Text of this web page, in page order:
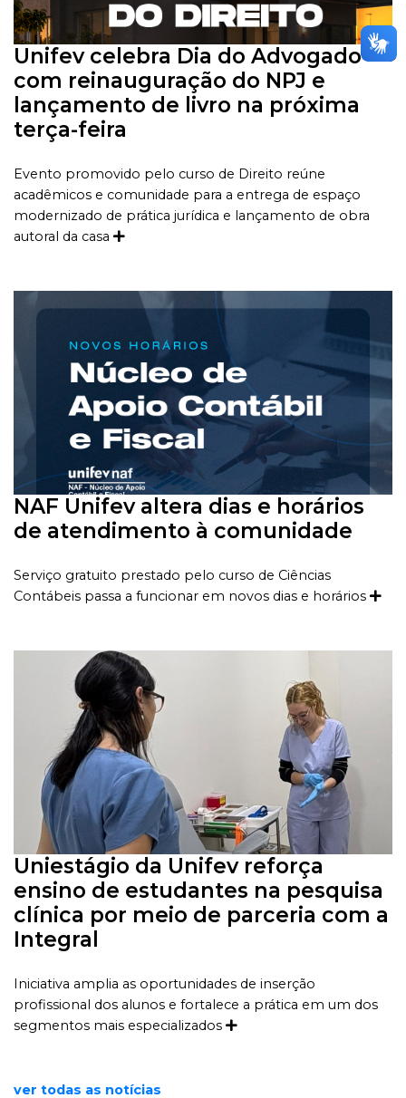
Unifev celebra Dia do Advogado
com reinauguração do NPJ e
lançamento de livro na próxima
terça-feira
Evento promovido pelo curso de Direito reúne
acadêmicos e comunidade para a entrega de espaço
modernizado de prática jurídica e lançamento de obra
autoral da casa
NAF Unifev altera dias e horários
de atendimento à comunidade
Serviço gratuito prestado pelo curso de Ciências
Contábeis passa a funcionar em novos dias e horários
Uniestágio da Unifev reforça
ensino de estudantes na pesquisa
clínica por meio de parceria com a
Integral
Iniciativa amplia as oportunidades de inserção
profissional dos alunos e fortalece a prática em um dos
segmentos mais especializados
ver todas as notícias